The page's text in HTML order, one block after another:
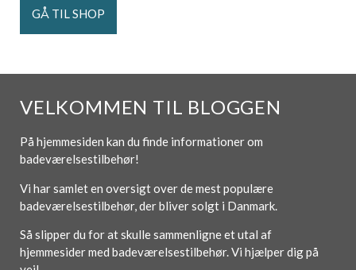
GÅ TIL SHOP
VELKOMMEN TIL BLOGGEN
På hjemmesiden kan du finde informationer om
badeværelsestilbehør!
Vi har samlet en oversigt over de mest populære
badeværelsestilbehør, der bliver solgt i Danmark.
Så slipper du for at skulle sammenligne et utal af
hjemmesider med badeværelsestilbehør. Vi hjælper dig på